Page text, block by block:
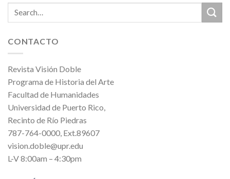
CONTACTO
Revista Visión Doble
Programa de Historia del Arte
Facultad de Humanidades
Universidad de Puerto Rico,
Recinto de Río Piedras
787-764-0000, Ext.89607
vision.doble@upr.edu
L-V 8:00am – 4:30pm